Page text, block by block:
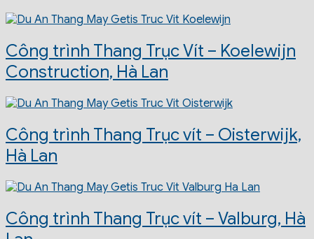
Công trình Thang Trục Vít – Koelewijn
Construction, Hà Lan
Công trình Thang Trục vít – Oisterwijk,
Hà Lan
Công trình Thang Trục vít – Valburg, Hà